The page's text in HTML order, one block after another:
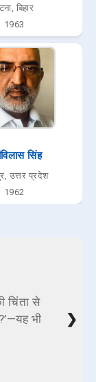
बिहार
1963
सिंह
उत्तर प्रदेश
1962
चिंता से
भी
❯